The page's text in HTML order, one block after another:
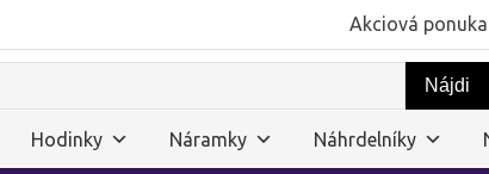
Akciová ponuka
Hodinky Náramky Náhrdelníky